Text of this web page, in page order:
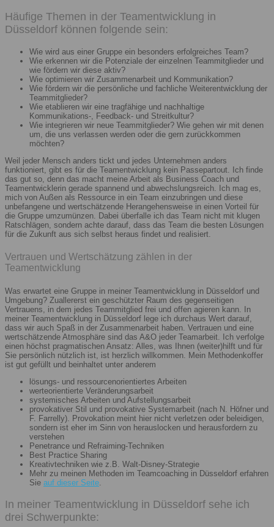
Häufige Themen in der Teamentwicklung in
Düsseldorf können folgende sein:
Wie wird aus einer Gruppe ein besonders erfolgreiches Team?
Wie erkennen wir die Potenziale der einzelnen Teammitglieder und
wie fördern wir diese aktiv?
Wie optimieren wir Zusammenarbeit und Kommunikation?
Wie fördern wir die persönliche und fachliche Weiterentwicklung der
Teammitglieder?
Wie etablieren wir eine tragfähige und nachhaltige
Kommunikations-, Feedback- und Streitkultur?
Wie integrieren wir neue Teammitglieder? Wie gehen wir mit denen
um, die uns verlassen werden oder die gern zurückkommen
möchten?
Weil jeder Mensch anders tickt und jedes Unternehmen anders
funktioniert, gibt es für die Teamentwicklung kein Passepartout. Ich finde
das gut so, denn das macht meine Arbeit als Business Coach und
Teamentwicklerin gerade spannend und abwechslungsreich. Ich mag es,
mich von Außen als Ressource in ein Team einzubringen und diese
unbefangene und wertschätzende Herangehensweise in einen Vorteil für
die Gruppe umzumünzen. Dabei überfalle ich das Team nicht mit klugen
Ratschlägen, sondern achte darauf, dass das Team die besten Lösungen
für die Zukunft aus sich selbst heraus findet und realisiert.
Vertrauen und Wertschätzung zählen in der
Teamentwicklung
Was erwartet eine Gruppe in meiner Teamentwicklung in Düsseldorf und
Umgebung? Zuallererst ein geschützter Raum des gegenseitigen
Vertrauens, in dem jedes Teammitglied frei und offen agieren kann. In
meiner Teamentwicklung in Düsseldorf lege ich durchaus Wert darauf,
dass wir auch Spaß in der Zusammenarbeit haben. Vertrauen und eine
wertschätzende Atmosphäre sind das A&O jeder Teamarbeit. Ich verfolge
einen höchst pragmatischen Ansatz: Alles, was Ihnen (weiter)hilft und für
Sie persönlich nützlich ist, ist herzlich willkommen. Mein Methodenkoffer
ist gut gefüllt und beinhaltet unter anderem
lösungs- und ressourcenorientiertes Arbeiten
werteorientierte Veränderungsarbeit
systemisches Arbeiten und Aufstellungsarbeit
provokativer Stil und provokative Systemarbeit (nach N. Höfner und
F. Farrelly). Provokation meint hier nicht verletzen oder beleidigen,
sondern ist eher im Sinn von herauslocken und herausfordern zu
verstehen
Penetrance und Refraiming-Techniken
Best Practice Sharing
Kreativtechniken wie z.B. Walt-Disney-Strategie
Mehr zu meinen Methoden im Teamcoaching in Düsseldorf erfahren
Sie auf dieser Seite.
In meiner Teamentwicklung in Düsseldorf sehe ich
drei Schwerpunkte: